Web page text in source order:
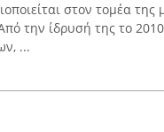
στον τομέα της
την ίδρυσή της το
...